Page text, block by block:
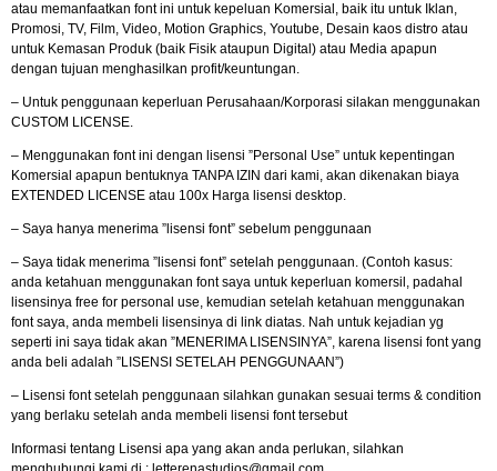
atau memanfaatkan font ini untuk kepeluan Komersial, baik itu untuk Iklan,
Promosi, TV, Film, Video, Motion Graphics, Youtube, Desain kaos distro atau
untuk Kemasan Produk (baik Fisik ataupun Digital) atau Media apapun
dengan tujuan menghasilkan profit/keuntungan.
– Untuk penggunaan keperluan Perusahaan/Korporasi silakan menggunakan
CUSTOM LICENSE.
– Menggunakan font ini dengan lisensi ”Personal Use” untuk kepentingan
Komersial apapun bentuknya TANPA IZIN dari kami, akan dikenakan biaya
EXTENDED LICENSE atau 100x Harga lisensi desktop.
– Saya hanya menerima ”lisensi font” sebelum penggunaan
– Saya tidak menerima ”lisensi font” setelah penggunaan. (Contoh kasus:
anda ketahuan menggunakan font saya untuk keperluan komersil, padahal
lisensinya free for personal use, kemudian setelah ketahuan menggunakan
font saya, anda membeli lisensinya di link diatas. Nah untuk kejadian yg
seperti ini saya tidak akan ”MENERIMA LISENSINYA”, karena lisensi font yang
anda beli adalah ”LISENSI SETELAH PENGGUNAAN”)
– Lisensi font setelah penggunaan silahkan gunakan sesuai terms & condition
yang berlaku setelah anda membeli lisensi font tersebut
Informasi tentang Lisensi apa yang akan anda perlukan, silahkan